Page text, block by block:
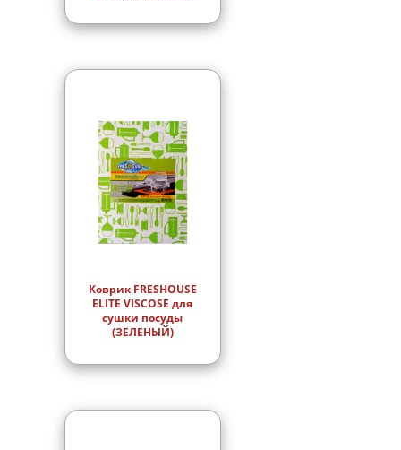
Коврик FRESHOUSE
ELITE VISCOSE для
сушки посуды
(ЗЕЛЕНЫЙ)